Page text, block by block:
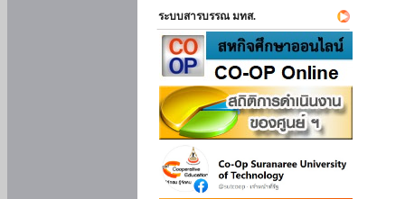
ระบบสารบรรณ มทส.